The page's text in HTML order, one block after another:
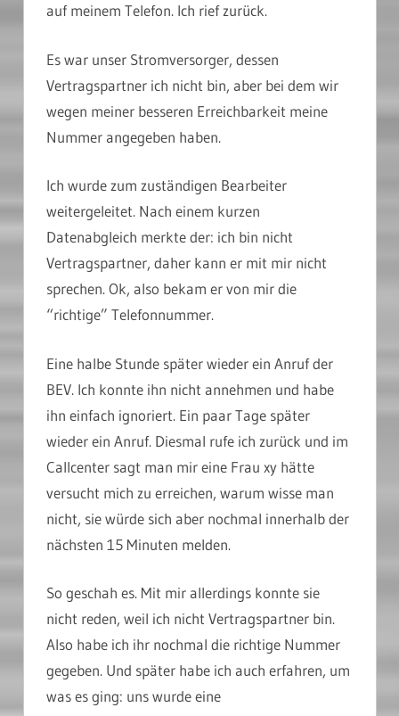
auf meinem Telefon. Ich rief zurück.
Es war unser Stromversorger, dessen
Vertragspartner ich nicht bin, aber bei dem wir
wegen meiner besseren Erreichbarkeit meine
Nummer angegeben haben.
Ich wurde zum zuständigen Bearbeiter
weitergeleitet. Nach einem kurzen
Datenabgleich merkte der: ich bin nicht
Vertragspartner, daher kann er mit mir nicht
sprechen. Ok, also bekam er von mir die
“richtige” Telefonnummer.
Eine halbe Stunde später wieder ein Anruf der
BEV. Ich konnte ihn nicht annehmen und habe
ihn einfach ignoriert. Ein paar Tage später
wieder ein Anruf. Diesmal rufe ich zurück und im
Callcenter sagt man mir eine Frau xy hätte
versucht mich zu erreichen, warum wisse man
nicht, sie würde sich aber nochmal innerhalb der
nächsten 15 Minuten melden.
So geschah es. Mit mir allerdings konnte sie
nicht reden, weil ich nicht Vertragspartner bin.
Also habe ich ihr nochmal die richtige Nummer
gegeben. Und später habe ich auch erfahren, um
was es ging: uns wurde eine